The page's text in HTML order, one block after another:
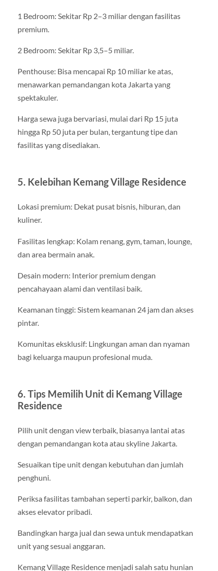
1 Bedroom: Sekitar Rp 2–3 miliar dengan fasilitas
premium.
2 Bedroom: Sekitar Rp 3,5–5 miliar.
Penthouse: Bisa mencapai Rp 10 miliar ke atas,
menawarkan pemandangan kota Jakarta yang
spektakuler.
Harga sewa juga bervariasi, mulai dari Rp 15 juta
hingga Rp 50 juta per bulan, tergantung tipe dan
fasilitas yang disediakan.
5. Kelebihan Kemang Village Residence
Lokasi premium: Dekat pusat bisnis, hiburan, dan
kuliner.
Fasilitas lengkap: Kolam renang, gym, taman, lounge,
dan area bermain anak.
Desain modern: Interior premium dengan
pencahayaan alami dan ventilasi baik.
Keamanan tinggi: Sistem keamanan 24 jam dan akses
pintar.
Komunitas eksklusif: Lingkungan aman dan nyaman
bagi keluarga maupun profesional muda.
6. Tips Memilih Unit di Kemang Village
Residence
Pilih unit dengan view terbaik, biasanya lantai atas
dengan pemandangan kota atau skyline Jakarta.
Sesuaikan tipe unit dengan kebutuhan dan jumlah
penghuni.
Periksa fasilitas tambahan seperti parkir, balkon, dan
akses elevator pribadi.
Bandingkan harga jual dan sewa untuk mendapatkan
unit yang sesuai anggaran.
Kemang Village Residence menjadi salah satu hunian